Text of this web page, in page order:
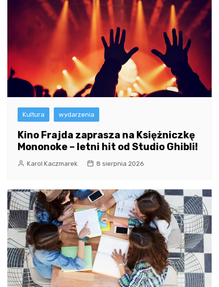
Kultura wydarzenia
Kino Frajda zaprasza na Księżniczkę
Mononoke – letni hit od Studio Ghibli!
Karol Kaczmarek 8 sierpnia 2026